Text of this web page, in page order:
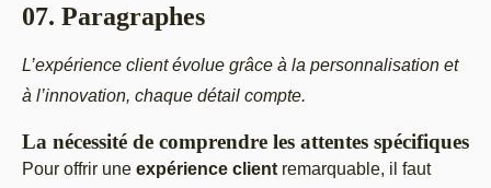
07. Paragraphes
L’expérience client évolue grâce à la personnalisation et
à l’innovation, chaque détail compte.
La nécessité de comprendre les attentes spécifiques
Pour offrir une expérience client remarquable, il faut